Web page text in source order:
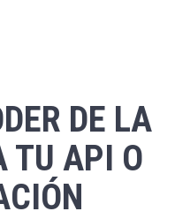
DE LA
TU API O